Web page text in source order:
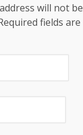
will not be
fields are